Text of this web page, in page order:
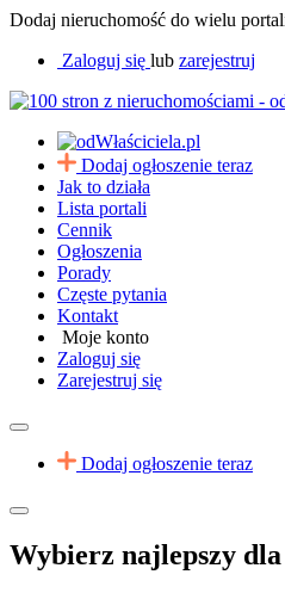
Dodaj nieruchomość do wielu
Zaloguj się lub zarejestruj
Dodaj ogłoszenie teraz
Jak to działa
Lista portali
Cennik
Ogłoszenia
Porady
Częste pytania
Kontakt
Moje konto
Zaloguj się
Zarejestruj się
Dodaj ogłoszenie teraz
Wybierz najlepszy